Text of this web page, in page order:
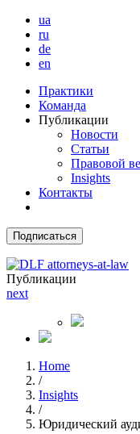
ua
ru
de
en
Практики
Команда
Публикации
Новости
Статьи
Правовой
Insights
Контакты
Подписаться
Публикации
next
Home
/
Insights
/
Юридический